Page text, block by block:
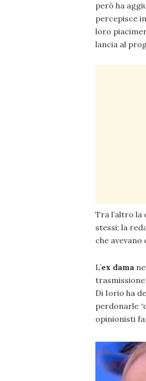
però ha
percepisce
loro
lancia al
Tra l’altro
stessi; la
che
L’ex dama
trasmissione
Di Iorio ha
perdonarle
opinionisti